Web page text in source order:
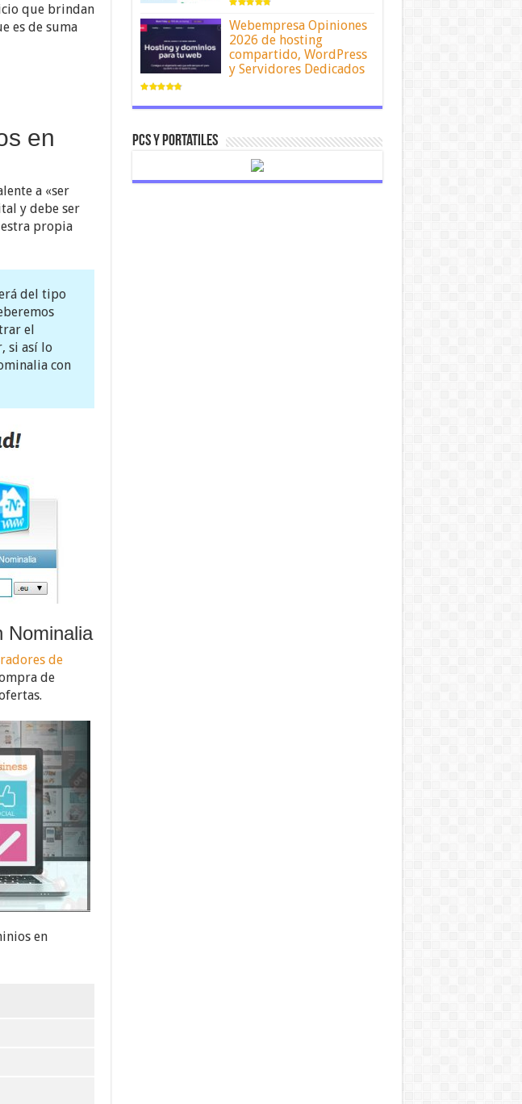
que brindan
es de suma
en
a «ser
y debe ser
propia
del tipo
el
si así lo
con
Nominalia
de
de
en
Webempresa Opiniones
2026 de hosting
compartido, WordPress
y Servidores Dedicados
Pcs y portatiles